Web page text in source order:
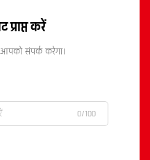
करें
आपको संपर्क करेगा।
0/100